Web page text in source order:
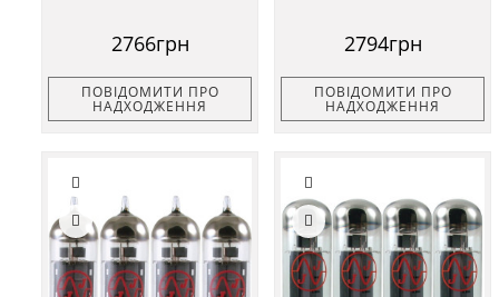
2766грн
ПОВІДОМИТИ ПРО
НАДХОДЖЕННЯ
2794грн
ПОВІДОМИТИ ПРО
НАДХОДЖЕННЯ